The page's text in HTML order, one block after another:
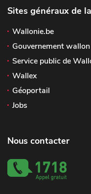
Sites généraux de
Wallonie.be
Gouvernement wallon
Service public de
Wallex
Géoportail
Jobs
Nous contacter